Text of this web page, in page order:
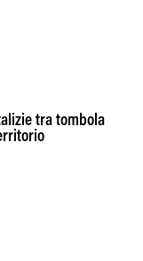
tra tombola